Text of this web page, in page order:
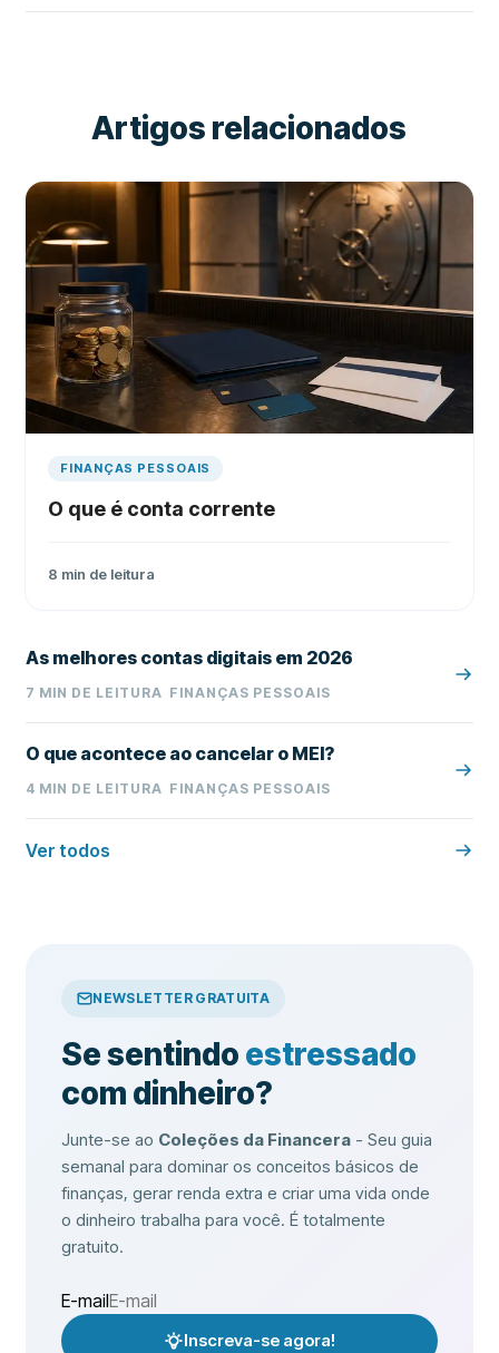
Artigos relacionados
FINANÇAS PESSOAIS
O que é conta corrente
8 min de leitura
As melhores contas digitais em 2026
7 MIN DE LEITURA FINANÇAS PESSOAIS
O que acontece ao cancelar o MEI?
4 MIN DE LEITURA FINANÇAS PESSOAIS
Ver todos
NEWSLETTER GRATUITA
Se sentindo estressado
com dinheiro?
Junte-se ao Coleções da Financera - Seu guia
semanal para dominar os conceitos básicos de
finanças, gerar renda extra e criar uma vida onde
o dinheiro trabalha para você. É totalmente
gratuito.
E-mail
Inscreva-se agora!